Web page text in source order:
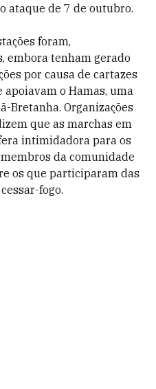
ataque de 7 de outubro.
foram,
embora tenham gerado
por causa de cartazes
o Hamas, uma
Bretanha. Organizações
que as marchas em
intimidadora para os
da comunidade
os que participaram das
fogo.